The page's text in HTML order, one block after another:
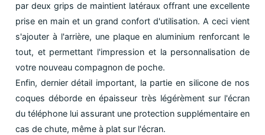
par deux grips de maintient latéraux offrant une excellente
prise en main et un grand confort d'utilisation. A ceci vient
s'ajouter à l'arrière, une plaque en aluminium renforcant le
tout, et permettant l'impression et la personnalisation de
votre nouveau compagnon de poche.
Enfin, dernier détail important, la partie en silicone de nos
coques déborde en épaisseur très légérèment sur l'écran
du téléphone lui assurant une protection supplémentaire en
cas de chute, même à plat sur l'écran.